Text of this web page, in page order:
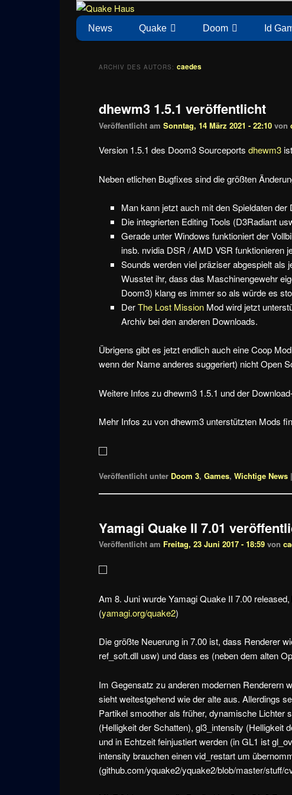
Quake Haus
News zu Quake, Doom, FPS, Arcade
Hauptmenü
News Quake Doom Id
ARCHIV DES AUTORS:caedes
dhewm3 1.5.1 veröffentlicht
Veröffentlicht amSonntag, 14 März 2021 - 22:10 von
Version 1.5.1 des Doom3 Sourceportsdhewm3
Neben etlichen Bugfixes sind die größten
Man kann jetzt auch mit den Spieldaten
Die integrierten Editing Tools (D3Radiant
Gerade unter Windows funktioniert der
insb. nvidia DSR / AMD VSR funktionieren
Sounds werden viel präziser abgespielt als
Wusstet ihr, dass das Maschinengewehr
Doom3) klang es immer so als würde es
DerThe Lost MissionMod wird jetzt
Archiv bei den anderen Downloads.
Übrigens gibt es jetzt endlich auch eine Coop
wenn der Name anderes suggeriert) nicht Open
Weitere Infos zu dhewm3 1.5.1 und der
Mehr Infos zu von dhewm3 unterstützten Mods
Veröffentlicht unter Doom 3,Games,Wichtige News
Yamagi Quake II 7.01
Veröffentlicht am Freitag, 23 Juni 2017 - 18:59 von
Am 8. Juni wurde Yamagi Quake II 7.00
(yamagi.org/quake2)
Die größte Neuerung in 7.00 ist, dass Renderer
ref_soft.dll usw) und dass es (neben dem alten
Im Gegensatz zu anderen modernen Renderern
sieht weitestgehend wie der alte aus. Allerdings
Partikel smoother als früher, dynamische Lichter
(Helligkeit der Schatten), gl3_intensity (Helligkeit
und in Echtzeit feinjustiert werden (in GL1 ist
intensity brauchen einen vid_restart um
(github.com/yquake2/yquake2/blob/master/stuff/